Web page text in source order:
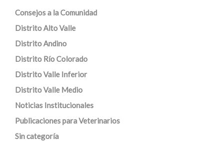
Consejos a la Comunidad
Distrito Alto Valle
Distrito Andino
Distrito Río Colorado
Distrito Valle Inferior
Distrito Valle Medio
Noticias Institucionales
Publicaciones para Veterinarios
Sin categoría